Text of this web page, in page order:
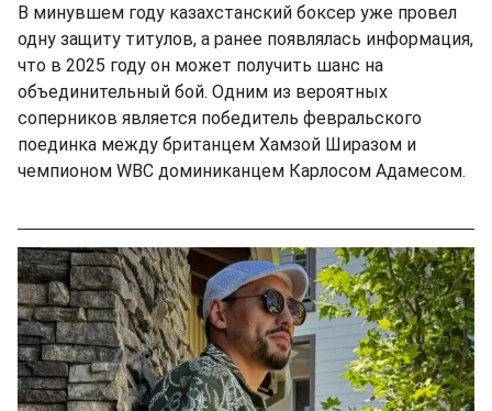
В минувшем году казахстанский боксер уже провел
одну защиту титулов, а ранее появлялась информация,
что в 2025 году он может получить шанс на
объединительный бой. Одним из вероятных
соперников является победитель февральского
поединка между британцем Хамзой Ширазом и
чемпионом WBC доминиканцем Карлосом Адамесом.